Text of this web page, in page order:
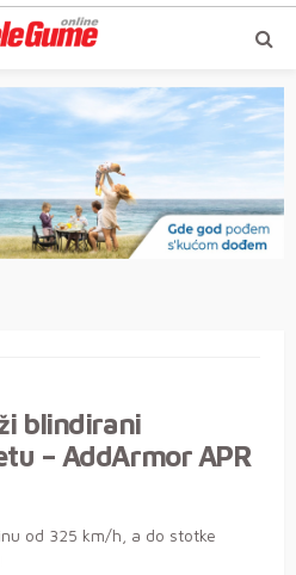
blindirani
– AddArmor APR
od 325 km/h, a do stotke